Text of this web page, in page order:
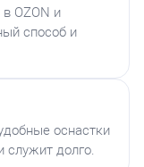
OZON и
способ и
оснастки
служит долго.